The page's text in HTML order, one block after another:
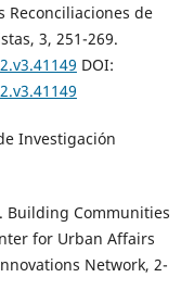
Reconciliaciones de
3, 251-269.
DOI:
Investigación
Building Communities
for Urban Affairs
Network, 2-